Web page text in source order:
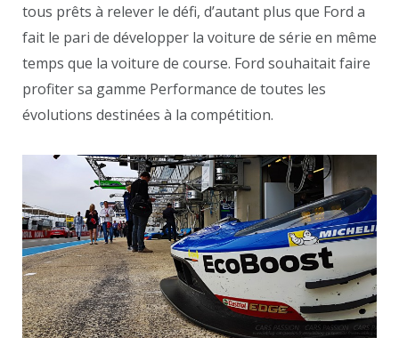
tous prêts à relever le défi, d’autant plus que Ford a
fait le pari de développer la voiture de série en même
temps que la voiture de course. Ford souhaitait faire
profiter sa gamme Performance de toutes les
évolutions destinées à la compétition.